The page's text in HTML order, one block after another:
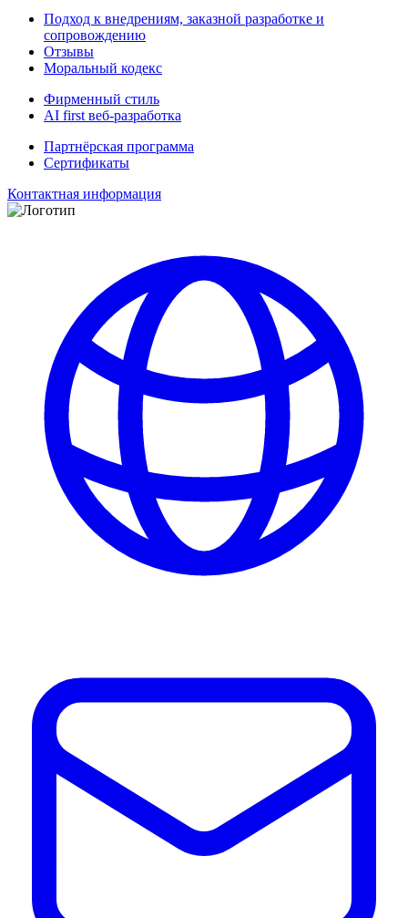
Подход к внедрениям, заказной разработке и
сопровождению
Отзывы
Моральный кодекс
Фирменный стиль
AI first веб-разработка
Партнёрская программа
Сертификаты
Контактная информация